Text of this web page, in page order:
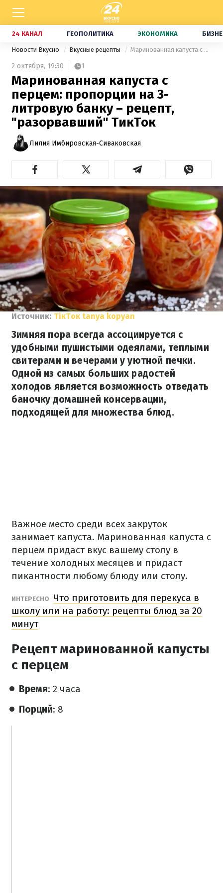
24 КАНАЛ ГЕОПОЛИТИКА ЭКОНОМИКА
Новости Вкусно Вкусные рецепты Маринованная капуста с перцем: пропорции на 3-литровую банку – рецепт, "разорвавший" ТикТок
2 октября, 19:30 1
Маринованная капуста с
перцем: пропорции на 3-
литровую банку – рецепт,
"разорвавший" ТикТок
Лилия Имбировская-Сиваковская
Источник: ТікТок tanya kopyan
Зимняя пора всегда ассоциируется с
удобными пушистыми одеялами, теплыми
свитерами и вечерами у уютной печки.
Одной из самых больших радостей
холодов является возможность отведать
баночку домашней консервации,
подходящей для множества блюд.
Важное место среди всех закруток
занимает капуста. Маринованная капуста с
перцем придаст вкус вашему столу в
течение холодных месяцев и придаст
пикантности любому блюду или столу.
ИНТЕРЕСНО
Что приготовить для перекуса в
школу или на работу: рецепты блюд за 20
минут
Рецепт маринованной капусты
с перцем
Время: 2 часа
Порций: 8